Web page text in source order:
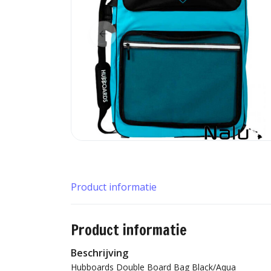
Product informatie
Product informatie
Beschrijving
Hubboards Double Board Bag Black/Aqua